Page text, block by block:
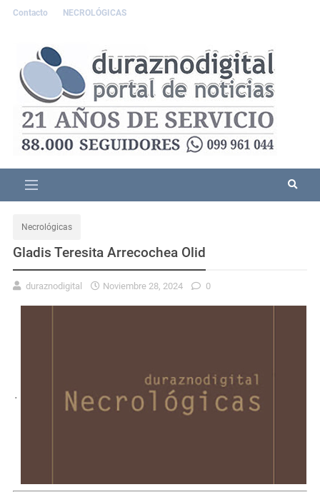
Contacto NECROLÓGICAS
Necrológicas
Gladis Teresita Arrecochea Olid
duraznodigital Noviembre 28, 2024 0
.